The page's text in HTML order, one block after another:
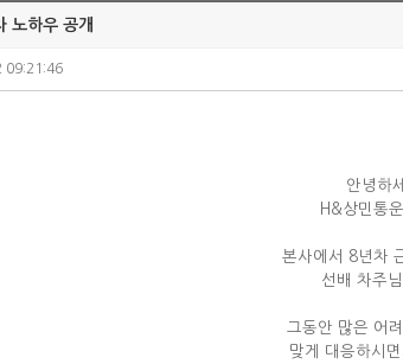
노하우 공개
09:21:46
안녕하
H&상민통
본사에서 8년차
선배 차주
그동안 많은 어
맞게 대응하시